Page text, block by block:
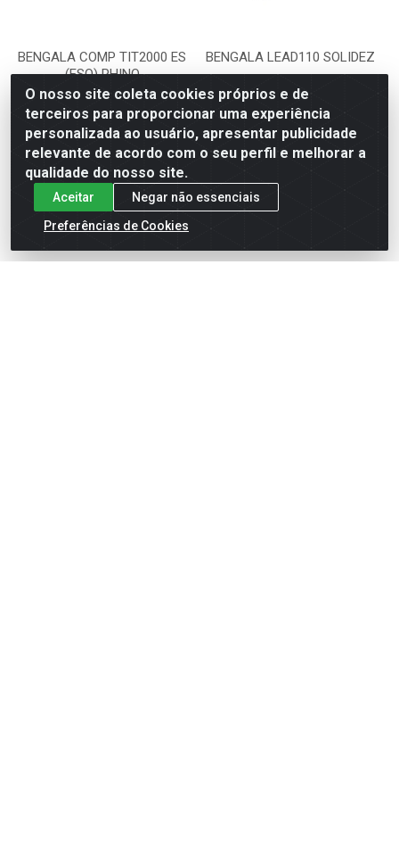
BENGALA COMP TIT2000 ES
(ESQ) RHINO
Código: 51552
RHINO
Faça seu login ou
cadastre-se para
ver preços e
comprar
BENGALA LEAD110 SOLIDEZ
Código: 52700
SOLIDEZ MOTO PARTS
Faça seu login ou
cadastre-se para
ver preços e
O nosso site coleta cookies próprios e de
terceiros para proporcionar uma experiência
personalizada ao usuário, apresentar publicidade
relevante de acordo com o seu perfil e melhorar a
qualidade do nosso site.
Aceitar
Negar não essenciais
Preferências de Cookies